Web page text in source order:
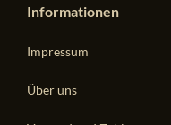
Informationen
Impressum
Über uns